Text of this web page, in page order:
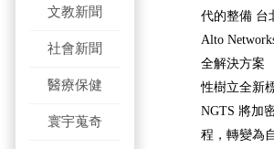
文教新聞
社會新聞
醫療保健
寰宇蒐奇
代的整備 台
Alto
全解決方案
性樹立全新
NGTS 將加
程，轉變為